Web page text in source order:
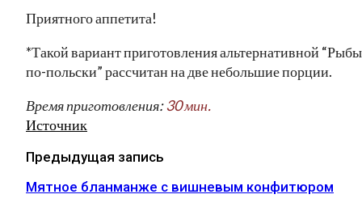
Приятного аппетита!
*Такой вариант приготовления альтернативной “Рыбы
по-польски” рассчитан на две небольшие порции.
Время приготовления:30 мин.
Источник
Предыдущая запись
Мятное бланманже с вишневым конфитюром